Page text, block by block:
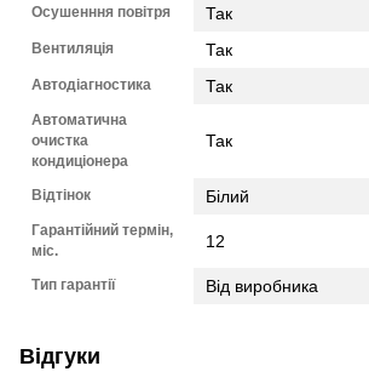
Осушенння повітря Так
Вентиляція Так
Автодіагностика Так
Автоматична
очистка
кондиціонера
Так
Відтінок Білий
Гарантійний термін,
міс.
12
Тип гарантії Від виробника
Відгуки